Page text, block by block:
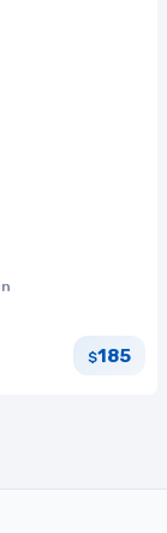
$185